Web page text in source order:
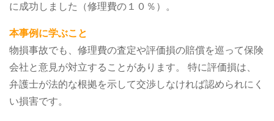
に成功しました（修理費の１０％）。
本事例に学ぶこと
物損事故でも、修理費の査定や評価損の賠償を巡って保険
会社と意見が対立することがあります。
特に評価損は、
弁護士が法的な根拠を示して交渉しなければ認められにく
い損害です。